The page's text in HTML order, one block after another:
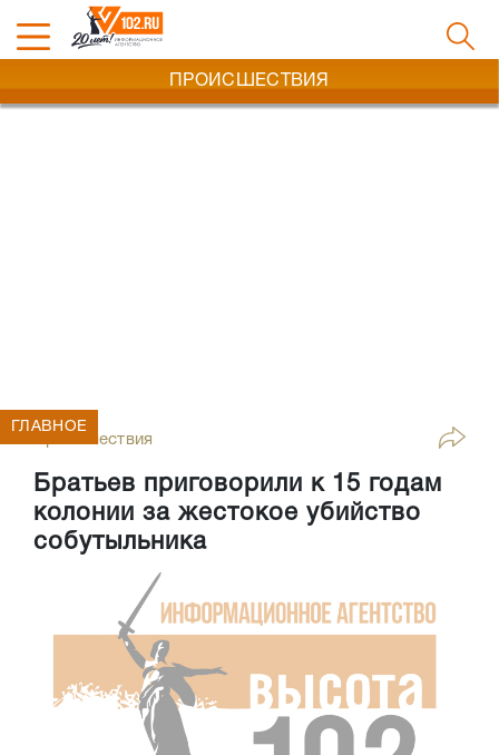
ПРОИСШЕСТВИЯ
Происшествия
Братьев приговорили к 15 годам
колонии за жестокое убийство
собутыльника
ГЛАВНОЕ